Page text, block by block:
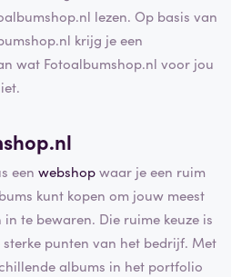
lezen. Op basis van
krijg je een
wat Fotoalbumshop.nl voor jou
een webshopwaar je een ruim
kunt kopen om jouw meest
te bewaren. Die ruime keuze is
sterke punten van het bedrijf. Met
albums in het portfolio